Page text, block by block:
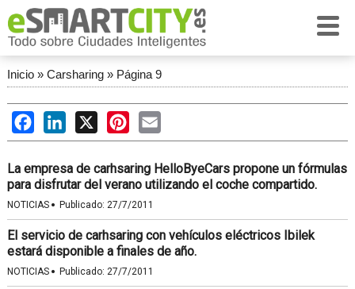
Inicio» Carsharing» Página 9
FacebookLinkedIn
X PinterestEmail
La empresa de carhsaring HelloByeCars propone un fórmulas
para disfrutar del verano utilizando el coche compartido.
NOTICIAS · Publicado: 27/7/2011
El servicio de carhsaring con vehículos eléctricos Ibilek
estará disponible a finales de año.
NOTICIAS · Publicado: 27/7/2011